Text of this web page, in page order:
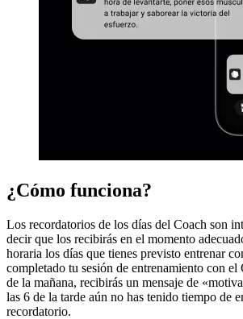
¿Cómo funciona?
Los recordatorios de los días del Coach son
decir que los recibirás en el momento
horaria los días que tienes previsto entrenar
completado tu sesión de entrenamiento con el
de la mañana, recibirás un mensaje de
las 6 de la tarde aún no has tenido tiempo de
recordatorio.